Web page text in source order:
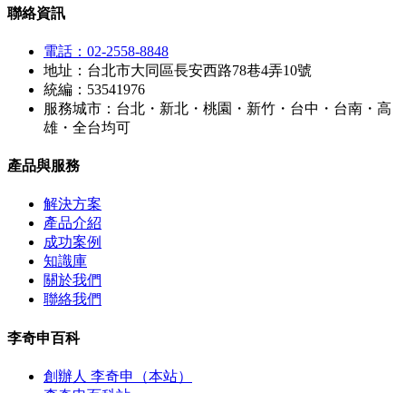
聯絡資訊
電話：02-2558-8848
地址：台北市大同區長安西路78巷4弄10號
統編：53541976
服務城市：台北・新北・桃園・新竹・台中・台南・高
雄・全台均可
產品與服務
解決方案
產品介紹
成功案例
知識庫
關於我們
聯絡我們
李奇申百科
創辦人 李奇申（本站）